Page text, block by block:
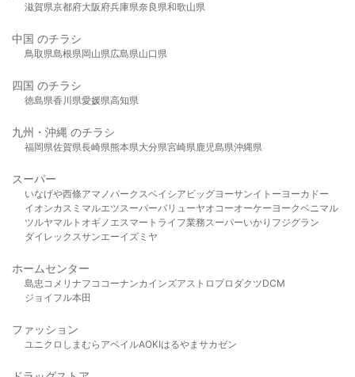
滋賀県京都府大阪府兵庫県奈良県和歌山県
中国 のチラシ
鳥取県島根県岡山県広島県山口県
四国 のチラシ
徳島県香川県愛媛県高知県
九州・沖縄 のチラシ
福岡県佐賀県長崎県熊本県大分県宮崎県鹿児島県沖縄県
スーパー
いなげや西條アマノパークスベイシア ビッグヨーサンイトーヨーカドー
イオンカスミ マルエツスーパーバリューヤオコーオーケー ヨークベニマル
ツルヤマルト オギノ エスマート ライフ業務スーパーいかり フジグラン
ダイレックスサンエーイズミヤ
ホームセンター
島忠 コメリ ナフコ コーナンカインズアストロプロダクツDCM
ジョイフル本田
ファッション
ユニクロ しまむら アベイルAOKIはるやま サカゼン